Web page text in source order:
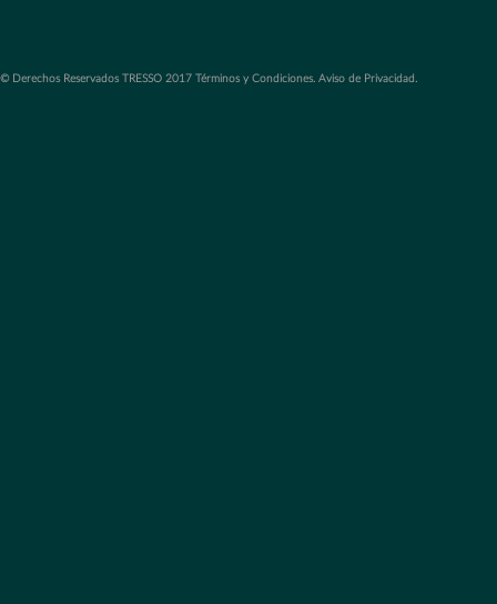
© Derechos Reservados TRESSO 2017 Términos y Condiciones. Aviso de Privacidad.